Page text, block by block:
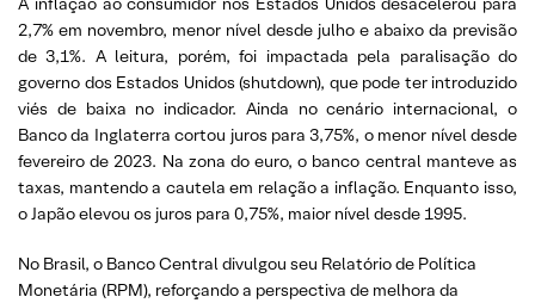
2,7% em novembro, menor nível desde julho e abaixo da previsão
de 3,1%. A leitura, porém, foi impactada pela paralisação do
governo dos Estados Unidos (shutdown), que pode ter introduzido
viés de baixa no indicador. Ainda no cenário internacional, o
Banco da Inglaterra cortou juros para 3,75%, o menor nível desde
fevereiro de 2023. Na zona do euro, o banco central manteve as
taxas, mantendo a cautela em relação a inflação. Enquanto isso,
o Japão elevou os juros para 0,75%, maior nível desde 1995.
No Brasil, o Banco Central divulgou seu Relatório de Política
Monetária (RPM), reforçando a perspectiva de melhora da